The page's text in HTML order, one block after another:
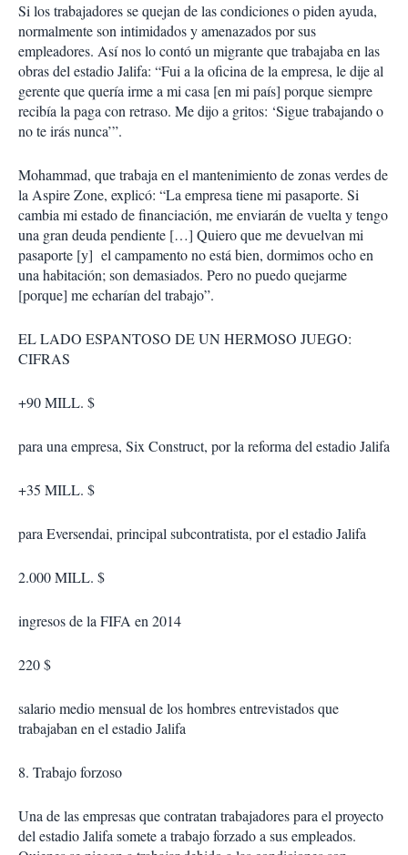
Si los trabajadores se quejan de las condiciones o piden ayuda,
normalmente son intimidados y amenazados por sus
empleadores. Así nos lo contó un migrante que trabajaba en las
obras del estadio Jalifa: “Fui a la oficina de la empresa, le dije al
gerente que quería irme a mi casa [en mi país] porque siempre
recibía la paga con retraso. Me dijo a gritos: ‘Sigue trabajando o
no te irás nunca’”.
Mohammad, que trabaja en el mantenimiento de zonas verdes de
la Aspire Zone, explicó: “La empresa tiene mi pasaporte. Si
cambia mi estado de financiación, me enviarán de vuelta y tengo
una gran deuda pendiente […] Quiero que me devuelvan mi
pasaporte [y] el campamento no está bien, dormimos ocho en
una habitación; son demasiados. Pero no puedo quejarme
[porque] me echarían del trabajo”.
EL LADO ESPANTOSO DE UN HERMOSO JUEGO:
CIFRAS
+90 MILL. $
para una empresa, Six Construct, por la reforma del estadio Jalifa
+35 MILL. $
para Eversendai, principal subcontratista, por el estadio Jalifa
2.000 MILL. $
ingresos de la FIFA en 2014
220 $
salario medio mensual de los hombres entrevistados que
trabajaban en el estadio Jalifa
8. Trabajo forzoso
Una de las empresas que contratan trabajadores para el proyecto
del estadio Jalifa somete a trabajo forzado a sus empleados.